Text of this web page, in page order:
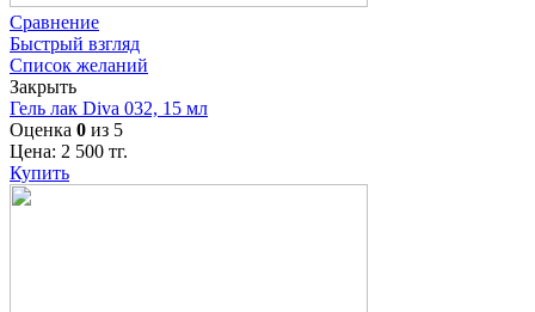
Сравнение
Быстрый взгляд
Список желаний
Закрыть
Гель лак Diva 032, 15 мл
Оценка 0 из 5
Цена: 2 500 тг.
Купить